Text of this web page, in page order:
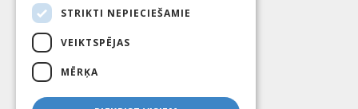
Mēs pieņēmam
STRIKTI NEPIECIEŠAMIE
VEIKTSPĒJAS
MĒRĶA